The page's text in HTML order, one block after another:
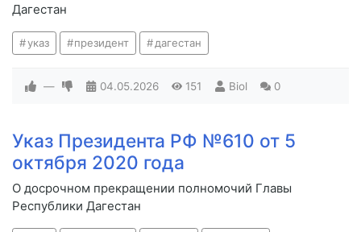
Дагестан
указ президент дагестан
— 04.05.2026 151 Biol 0
Указ Президента РФ №610 от 5
октября 2020 года
О досрочном прекращении полномочий Главы
Республики Дагестан